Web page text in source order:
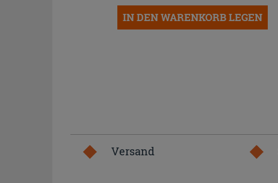
IN DEN WARENKORB LEGEN
Versand